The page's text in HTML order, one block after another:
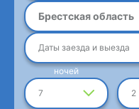
Брестская область
Даты заезда и выезда
7
ночей
2